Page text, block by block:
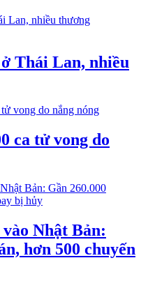
Thái Lan, nhiều
ca tử vong do
Nhật Bản:
hơn 500 chuyến